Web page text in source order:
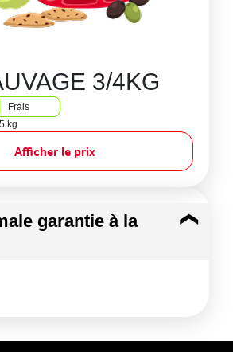
3/4KG
Frais
kg
Afficher le prix
garantie à la